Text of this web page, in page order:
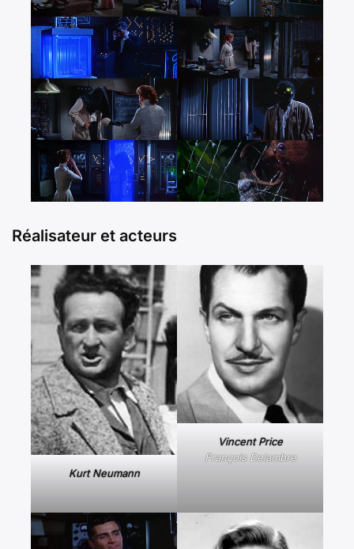
Réalisateur et acteurs
Kurt Neumann
Vincent Price
François Delambre